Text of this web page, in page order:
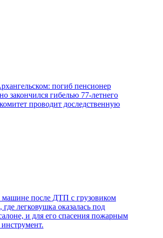
погиб пенсионер
закончился гибелью 77-летнего
проводит доследственную
машине после ДТП с грузовиком
легковушка оказалась под
и для его спасения пожарным